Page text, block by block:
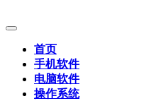
首页
手机软件
电脑软件
操作系统